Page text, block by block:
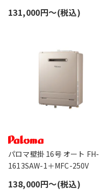
131,000円〜(税込)
パロマ壁掛 16号 オート FH-
1613SAW-1＋MFC-250V
138,000円〜(税込)